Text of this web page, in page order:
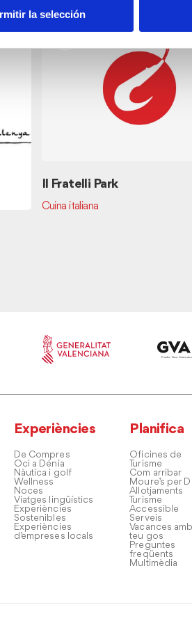
la selección
Il Fratelli Park
Cuina italiana
Experiències
De Compres
Oci a Dénia
Nàutica i golf
Wellness
Noces
Viatges lingüístics
Experiències
Sostenibles
Experiències
d’empreses locals
Planifica
Oficines de
Turisme
Com arribar
Moure’s per
Allotjaments
Turisme
Accessible
Serveis
Vacances
teu gos
Preguntes
freqüents
Multimèdia